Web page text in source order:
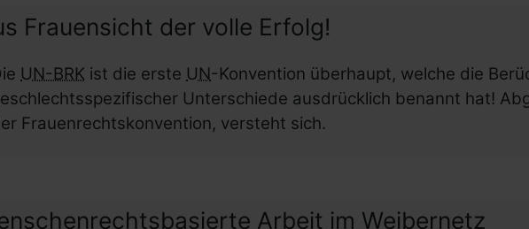
Frauensicht der volle Erfolg!
UN-BRK ist die erste UN-Konvention überhaupt, welche die
Unterschiede ausdrücklich benannt hat!
Frauenrechtskonvention, versteht sich.
Arbeit im Weibernetz